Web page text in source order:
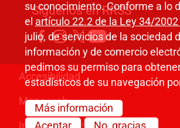
Síguenos en RRSS
Pie de página
Accesibilidad
Mapa web
Información legal
su conocimiento. Conforme a lo
el artículo 22.2 de la Ley 34/2002
julio, de servicios de la sociedad
información y de comercio
pedimos su permiso para
estadísticos de su navegación
Más información
Aceptar
No, gracias.